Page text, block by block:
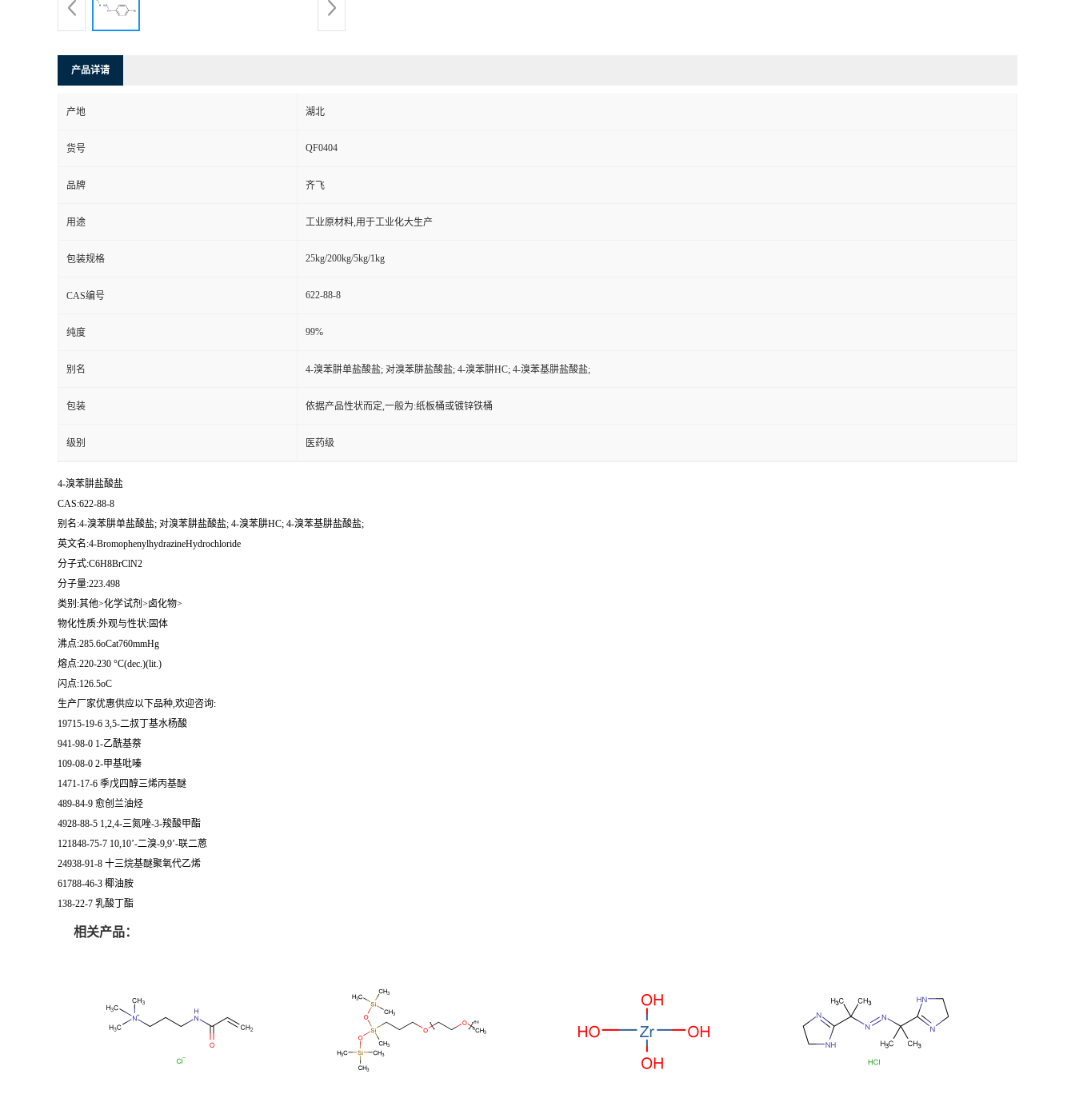
产品详请
产地 湖北
货号 QF0404
品牌 齐飞
用途 工业原材料,用于工业化大生产
包装规格 25kg/200kg/5kg/1kg
CAS编号 622-88-8
纯度 99%
别名 4-溴苯肼单盐酸盐; 对溴苯肼盐酸盐; 4-溴苯肼HC; 4-溴苯基肼盐酸盐;
包装 依据产品性状而定,一般为:纸板桶或镀锌铁桶
级别 医药级
4-溴苯肼盐酸盐
CAS:622-88-8
别名:4-溴苯肼单盐酸盐; 对溴苯肼盐酸盐; 4-溴苯肼HC; 4-溴苯基肼盐酸盐;
英文名:4-BromophenylhydrazineHydrochloride
分子式:C6H8BrClN2
分子量:223.498
类别:其他>化学试剂>卤化物>
物化性质:外观与性状:固体
沸点:285.6oCat760mmHg
熔点:220-230 °C(dec.)(lit.)
闪点:126.5oC
生产厂家优惠供应以下品种,欢迎咨询:
19715-19-6 3,5-二叔丁基水杨酸
941-98-0 1-乙酰基萘
109-08-0 2-甲基吡嗪
1471-17-6 季戊四醇三烯丙基醚
489-84-9 愈创兰油烃
4928-88-5 1,2,4-三氮唑-3-羧酸甲酯
121848-75-7 10,10’-二溴-9,9’-联二蒽
24938-91-8 十三烷基醚聚氧代乙烯
61788-46-3 椰油胺
138-22-7 乳酸丁酯
相关产品：